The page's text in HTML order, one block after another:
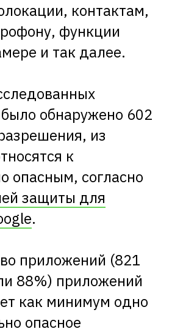
контактам,
функции
и так далее.
обнаружено 602
из
к
опасным, согласно
защиты для
.
приложений (821
88%) приложений
как минимум одно
опасное